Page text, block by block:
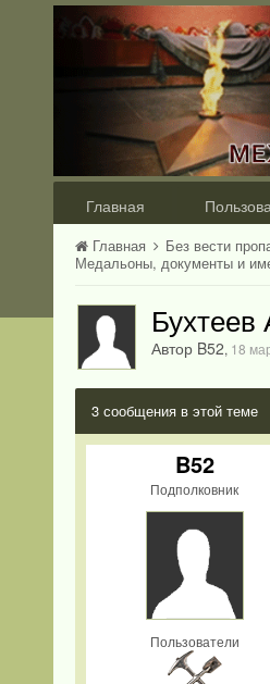
Главная
Главная
Без вести
Медальоны, документы и
Автор B52, 18
3 сообщения в этой теме
B52
Подполковник
Пользователи